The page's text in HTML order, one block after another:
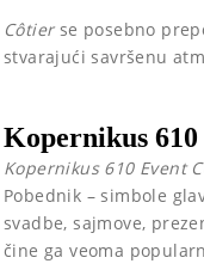
Côtierse posebno
stvarajući savršenu
Kopernikus
Kopernikus 610 Event
Pobednik – simbole
svadbe, sajmove,
čine ga veoma